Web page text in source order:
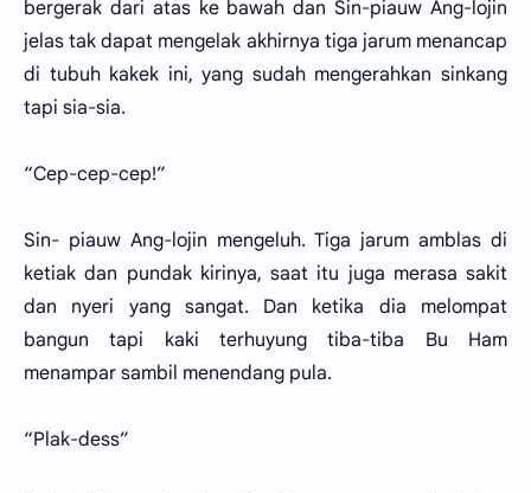
bergerak dari atas ke bawah dan Sin-piauw Ang-lojin
jelas tak dapat mengelak akhirnya tiga jarum menancap
di tubuh kakek ini, yang sudah mengerahkan sinkang
tapi sia-sia.
“Cep-cep-cep!”
Sin- piauw Ang-lojin mengeluh. Tiga jarum amblas di
ketiak dan pundak kirinya, saat itu juga merasa sakit
dan nyeri yang sangat. Dan ketika dia melompat
bangun tapi kaki terhuyung tiba-tiba Bu Ham
menampar sambil menendang pula.
“Plak-dess”